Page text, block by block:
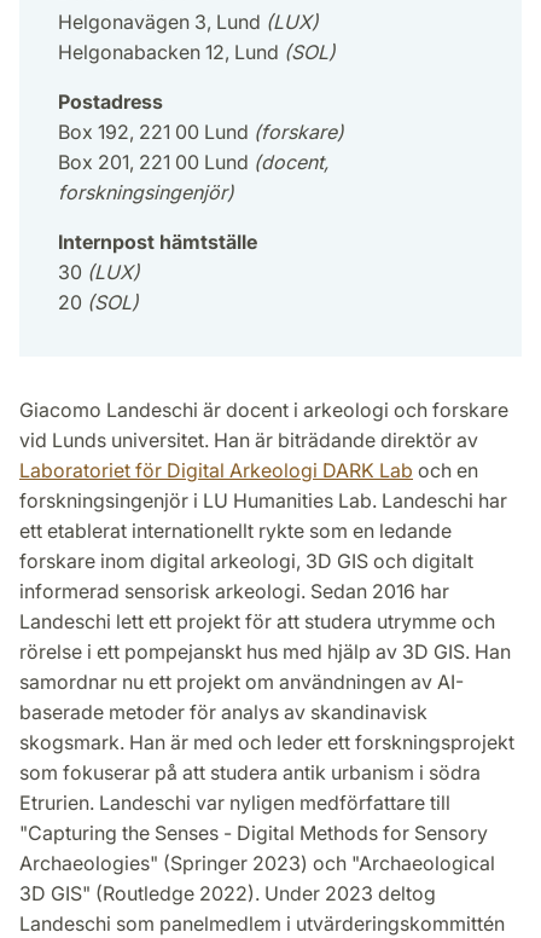
Helgonavägen 3, Lund (LUX)
Helgonabacken 12, Lund (SOL)
Postadress
Box 192, 221 00 Lund (forskare)
Box 201, 221 00 Lund (docent,
forskningsingenjör)
Internpost hämtställe
30 (LUX)
20 (SOL)
Giacomo Landeschi är docent i arkeologi och forskare
vid Lunds universitet. Han är biträdande direktör av
Laboratoriet för Digital Arkeologi DARK Lab och en
forskningsingenjör i LU Humanities Lab. Landeschi har
ett etablerat internationellt rykte som en ledande
forskare inom digital arkeologi, 3D GIS och digitalt
informerad sensorisk arkeologi. Sedan 2016 har
Landeschi lett ett projekt för att studera utrymme och
rörelse i ett pompejanskt hus med hjälp av 3D GIS. Han
samordnar nu ett projekt om användningen av AI-
baserade metoder för analys av skandinavisk
skogsmark. Han är med och leder ett forskningsprojekt
som fokuserar på att studera antik urbanism i södra
Etrurien. Landeschi var nyligen medförfattare till
"Capturing the Senses - Digital Methods for Sensory
Archaeologies" (Springer 2023) och "Archaeological
3D GIS" (Routledge 2022). Under 2023 deltog
Landeschi som panelmedlem i utvärderingskommittén